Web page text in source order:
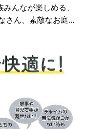
んなが楽しめる、
さん、素敵なお庭...